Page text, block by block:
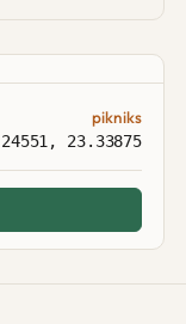
pikniks
23.33875